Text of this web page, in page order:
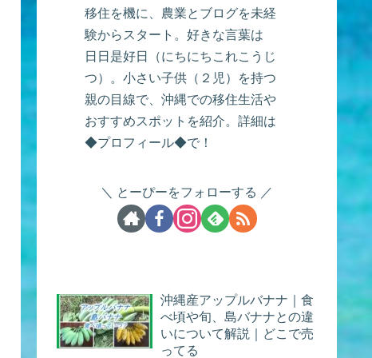
移住を機に、農業とブログを未経
験からスタート。好きな言葉は
日日是好日（にちにちこれこうじ
つ）。小さい子供（２児）を持つ
親の目線で、沖縄での移住生活や
おすすめスポットを紹介。詳細は
◆プロフィール◆で！
とーぴーをフォローする
沖縄産アップルバナナ｜食
べ頃や旬、島バナナとの違
いについて解説｜どこで売
ってる